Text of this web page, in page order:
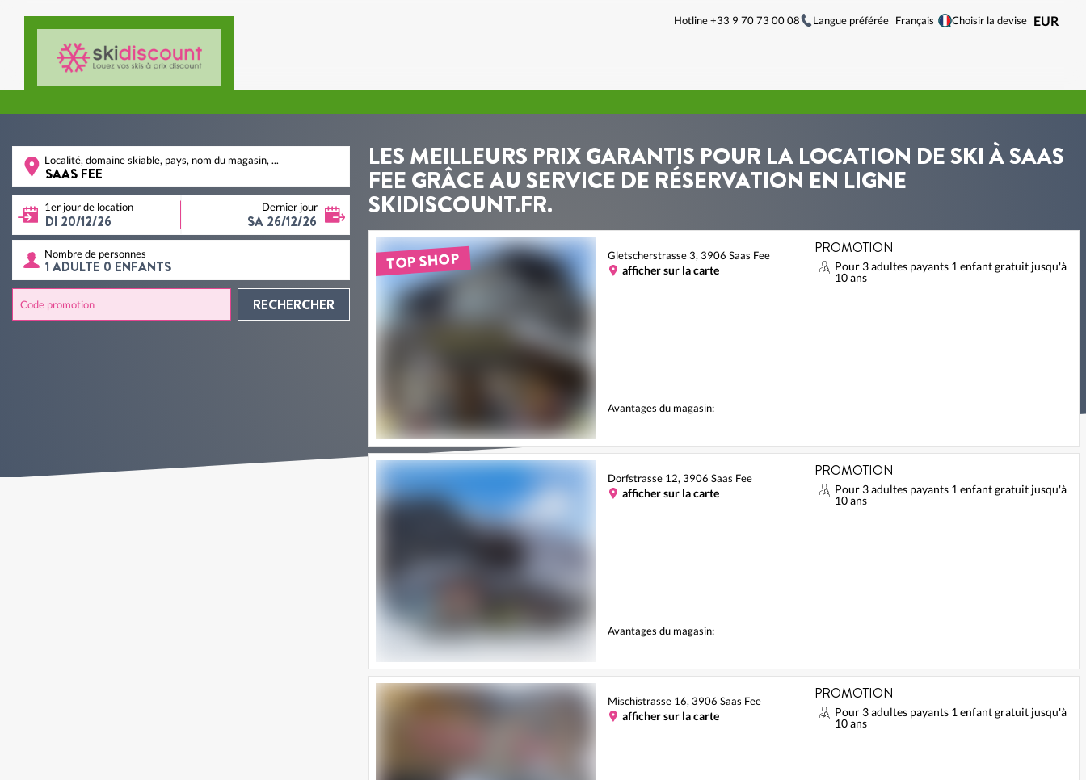
Hotline +33 9 70 73 00 08 Langue préférée Français Choisir la devise EUR
Localité, domaine skiable, pays, nom du magasin, ...
1er jour de location Dernier jour
Nombre de personnes
Code promotion RECHERCHER
LES MEILLEURS PRIX GARANTIS POUR LA LOCATION DE SKI À SAAS
FEE GRÂCE AU SERVICE DE RÉSERVATION EN LIGNE
SKIDISCOUNT.FR.
TOP SHOP Gletscherstrasse 3, 3906 Saas Fee
afficher sur la carte
Avantages du magasin:
PROMOTION
Pour 3 adultes payants 1 enfant gratuit jusqu'à
10 ans
Dorfstrasse 12, 3906 Saas Fee
afficher sur la carte
Avantages du magasin:
PROMOTION
Pour 3 adultes payants 1 enfant gratuit jusqu'à
10 ans
Mischistrasse 16, 3906 Saas Fee
afficher sur la carte
PROMOTION
Pour 3 adultes payants 1 enfant gratuit jusqu'à
10 ans